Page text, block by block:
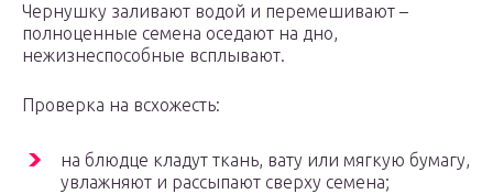
Чернушку заливают водой и перемешивают –
полноценные семена оседают на дно,
нежизнеспособные всплывают.
Проверка на всхожесть:
на блюдце кладут ткань, вату или мягкую бумагу,
увлажняют и рассыпают сверху семена;